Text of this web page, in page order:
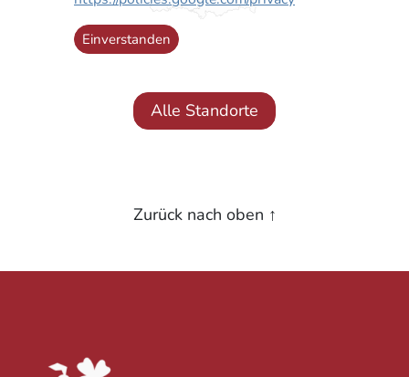
Einverstanden
Alle Standorte
Zurück nach oben ↑